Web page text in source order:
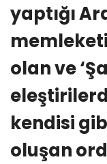
yaptığı
olan ve
kendisi
oluşan